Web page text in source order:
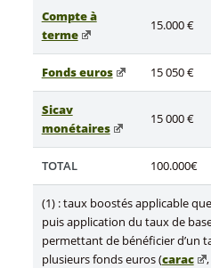
Compte à
terme
15.000 €
Fonds euros 15 050 €
Sicav
monétaires
15 000 €
TOTAL 100.000€
(1) : taux boostés applicable
puis application du taux de
permettant de bénéficier d’un
plusieurs fonds euros (carac